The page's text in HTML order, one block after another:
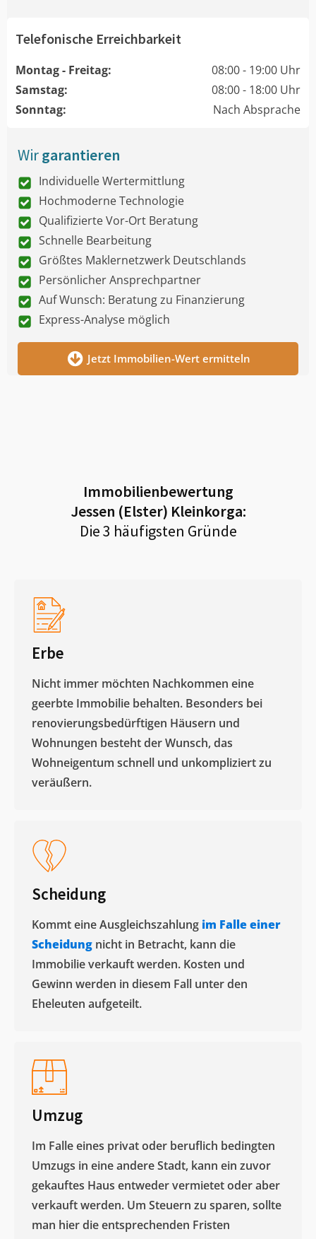
Telefonische Erreichbarkeit
Montag - Freitag:
08:00 - 19:00 Uhr
Samstag:
08:00 - 18:00 Uhr
Sonntag:
Nach Absprache
Wirgarantieren
Individuelle Wertermittlung
Hochmoderne Technologie
Qualifizierte Vor-Ort Beratung
Schnelle Bearbeitung
Größtes Maklernetzwerk Deutschlands
Persönlicher Ansprechpartner
Auf Wunsch: Beratung zu Finanzierung
Express-Analyse möglich
Jetzt Immobilien-Wert ermitteln
Immobilienbewertung
Jessen (Elster) Kleinkorga:
Die 3 häufigsten Gründe
Erbe
Nicht immer möchten Nachkommen eine
geerbte Immobilie behalten. Besonders bei
renovierungsbedürftigen Häusern und
Wohnungen besteht der Wunsch, das
Wohneigentum schnell und unkompliziert zu
veräußern. ​
Scheidung
Kommt eine Ausgleichszahlung im Falle einer
Scheidung nicht in Betracht, kann die
Immobilie verkauft werden. Kosten und
Gewinn werden in diesem Fall unter den
Eheleuten aufgeteilt.​
Umzug
Im Falle eines privat oder beruflich bedingten
Umzugs in eine andere Stadt, kann ein zuvor
gekauftes Haus entweder vermietet oder aber
verkauft werden. Um Steuern zu sparen, sollte
man hier die entsprechenden Fristen